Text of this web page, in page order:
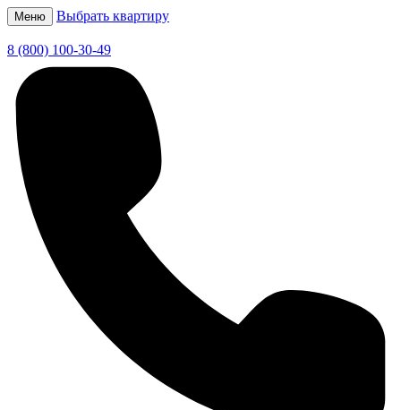
Меню Выбрать квартиру
8 (800) 100-30-49